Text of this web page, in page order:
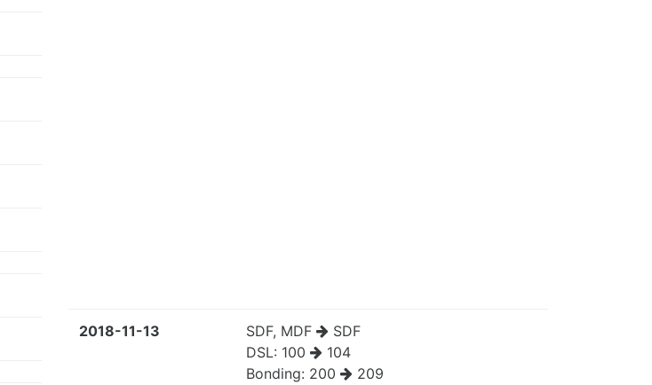
2018-11-13 SDF, MDF
SDF
DSL: 100
104
Bonding: 200
209